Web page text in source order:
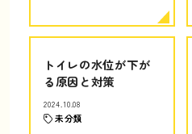
トイレの水位が下が
る原因と対策
2024.10.08
未分類